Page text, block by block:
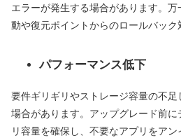
エラーが発生する場合があります。
動や復元ポイントからのロールバック
パフォーマンス低下
要件ギリギリやストレージ容量の不
場合があります。アップグレード前
リ容量を確保し、不要なアプリをア